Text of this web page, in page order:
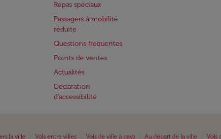
Repas spéciaux
Passagers à mobilité
réduite
Questions fréquentes
Points de ventes
Actualités
Déclaration
d’accessibilité
la ville Vols entre villes Vols de ville à pays Au départ de la ville Vols